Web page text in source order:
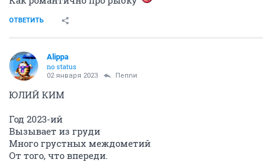
ОТВЕТИТЬ
Alippa
no status
02 января 2023 Пепnи
ЮЛИЙ КИМ
Год 2023-ий
Вызывает из груди
Много грустных междометий
От того, что впереди.